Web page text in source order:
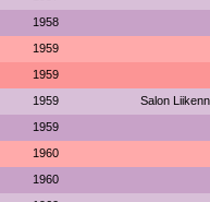
1958
1959
1959
1959 Salon
1959
1960
1960